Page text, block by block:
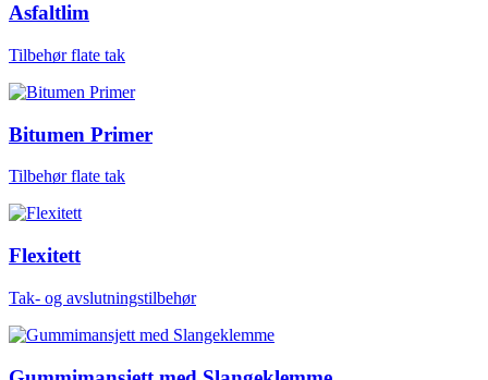
Asfaltlim
Tilbehør flate tak
Bitumen Primer
Tilbehør flate tak
Flexitett
Tak- og avslutningstilbehør